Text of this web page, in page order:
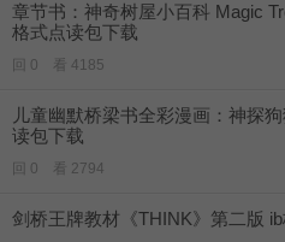
章节书：神奇树屋小百科 Magic
格式点读包下载
回 0 看 4185
儿童幽默桥梁书全彩漫画：神探
读包下载
回 0 看 2794
剑桥王牌教材《THINK》第二版